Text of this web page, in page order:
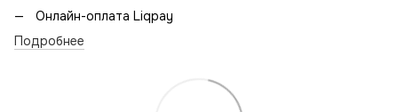
Онлайн-оплата Liqpay
Подробнее